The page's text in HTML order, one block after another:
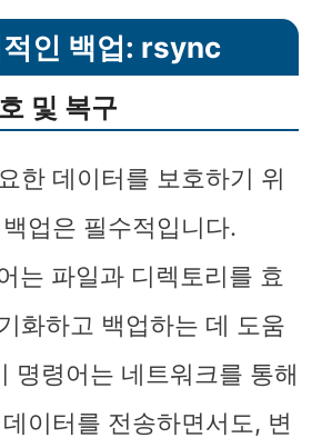
인 백업: rsync
및 복구
한 데이터를 보호하기 위
업은 필수적입니다.
는 파일과 디렉토리를 효
화하고 백업하는 데 도움
명령어는 네트워크를 통해
이터를 전송하면서도, 변